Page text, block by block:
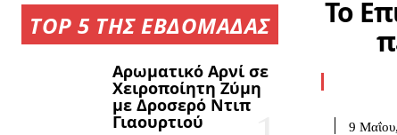
TOP 5 ΤΗΣ ΕΒΔΟΜΑΔΑΣ
Αρωματικό Αρνί σε
Χειροποίητη Ζύμη
με Δροσερό Ντιπ
Γιαουρτιού
Το
9